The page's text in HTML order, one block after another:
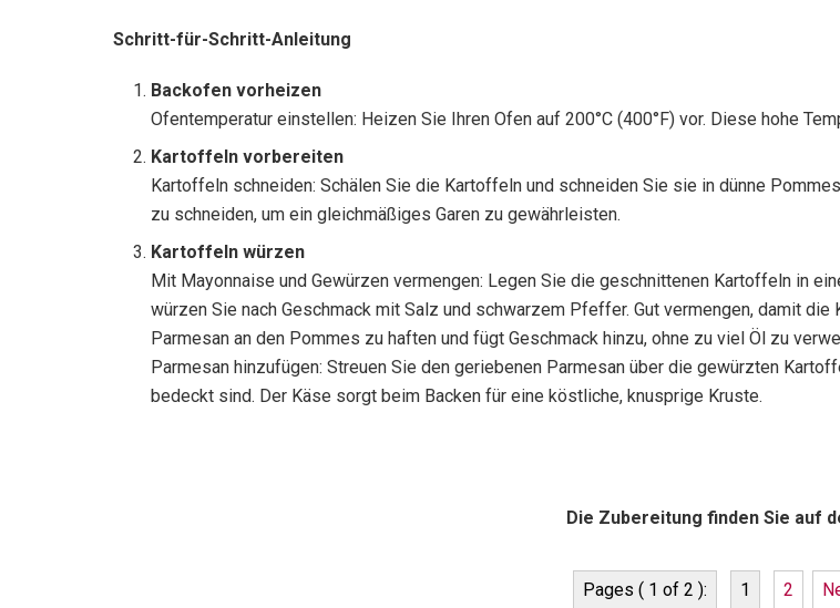
Schritt-für-Schritt-Anleitung
Backofen vorheizen
Ofentemperatur einstellen: Heizen Sie Ihren Ofen auf 200°C (400°F) vor. Diese hohe
Kartoffeln vorbereiten
Kartoffeln schneiden: Schälen Sie die Kartoffeln und schneiden Sie sie in dünne
zu schneiden, um ein gleichmäßiges Garen zu gewährleisten.
Kartoffeln würzen
Mit Mayonnaise und Gewürzen vermengen: Legen Sie die geschnittenen Kartoffeln in
würzen Sie nach Geschmack mit Salz und schwarzem Pfeffer. Gut vermengen, damit
Parmesan an den Pommes zu haften und fügt Geschmack hinzu, ohne zu viel Öl zu
Parmesan hinzufügen: Streuen Sie den geriebenen Parmesan über die gewürzten
bedeckt sind. Der Käse sorgt beim Backen für eine köstliche, knusprige Kruste.
Die Zubereitung finden Sie auf
Pages ( 1 of 2 ): 1 2